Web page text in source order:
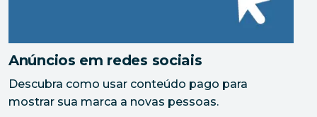
Anúncios em redes sociais
Descubra como usar conteúdo pago para
mostrar sua marca a novas pessoas.